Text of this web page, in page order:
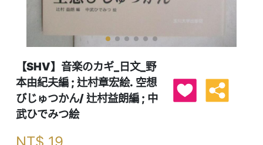
【SHV】音楽のカギ_日文_野
本由紀夫編 ; 辻村章宏絵. 空想
びじゅつかん/ 辻村益朗編 ; 中
武ひでみつ絵